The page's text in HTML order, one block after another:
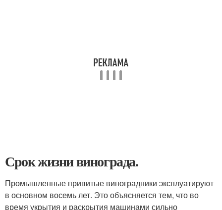
Срок жизни винограда.
Промышленные привитые виноградники эксплуатируют
в основном восемь лет. Это объясняется тем, что во
время укрытия и раскрытия машинами сильно